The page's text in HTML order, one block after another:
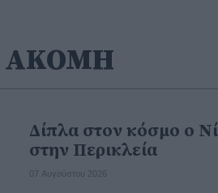
ΑΚΟΜΗ
Δίπλα στον κόσμο ο
στην Περικλεία
07 Αυγούστου 2026